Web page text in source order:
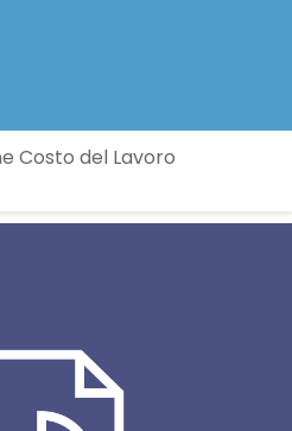
Costo del Lavoro